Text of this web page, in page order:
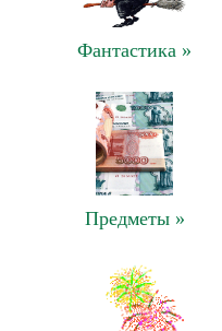
Фантастика »
Предметы »